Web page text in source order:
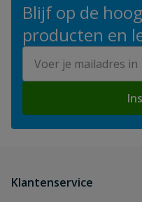
Blijf op de
producten en
Klantenservice